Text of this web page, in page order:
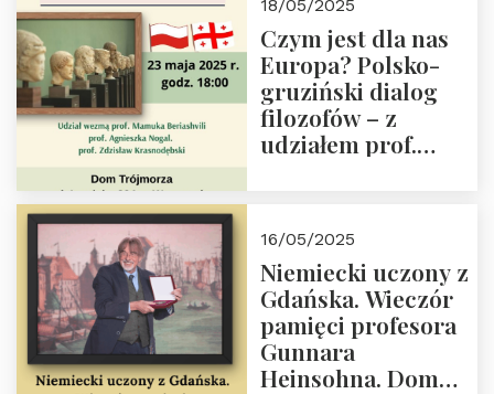
społeczny, członek
Kapituły Nagrody
im. Prezydenta
Lecha
Kaczyńskiego.
Wielki autorytet.
18/05/2025
Czym jest dla nas
Europa? Polsko-
gruziński dialog
filozofów – z
udziałem prof.
Dom Trójmorza 23
maja 2025 r. godz.
18:00.
16/05/2025
Niemiecki uczony z
Gdańska. Wieczór
pamięci profesora
Gunnara
Heinsohna. Dom